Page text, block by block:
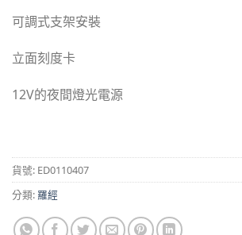
可調式支架安裝
立面刻度卡
12V的夜間燈光電源
貨號: ED0110407
分類: 羅經